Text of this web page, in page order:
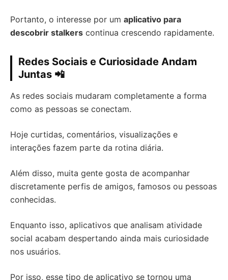
Portanto, o interesse por um aplicativo para
descobrir stalkers continua crescendo rapidamente.
Redes Sociais e Curiosidade Andam
Juntas 📲
As redes sociais mudaram completamente a forma
como as pessoas se conectam.
Hoje curtidas, comentários, visualizações e
interações fazem parte da rotina diária.
Além disso, muita gente gosta de acompanhar
discretamente perfis de amigos, famosos ou pessoas
conhecidas.
Enquanto isso, aplicativos que analisam atividade
social acabam despertando ainda mais curiosidade
nos usuários.
Por isso, esse tipo de aplicativo se tornou uma